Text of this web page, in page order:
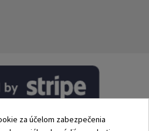
za účelom zabezpečenia